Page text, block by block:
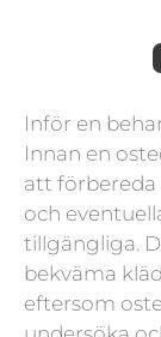
Inför en
Innan en
att
och
tillgängliga.
bekväma
eftersom